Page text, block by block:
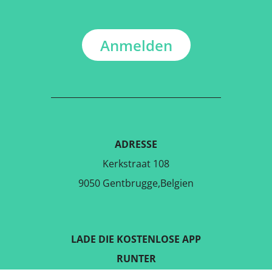
Anmelden
ADRESSE
Kerkstraat 108
9050 Gentbrugge,Belgien
LADE DIE KOSTENLOSE APP
RUNTER